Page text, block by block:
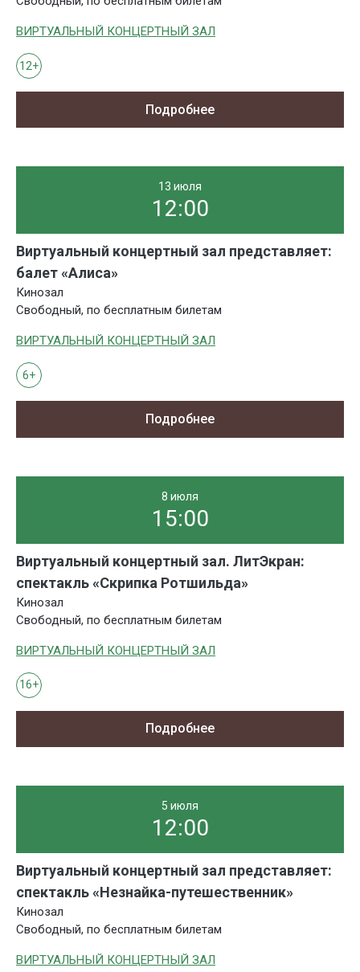
ВИРТУАЛЬНЫЙ КОНЦЕРТНЫЙ ЗАЛ
12+
Подробнее
13 июля
12:00
Виртуальный концертный зал представляет:
балет «Алиса»
Кинозал
Свободный, по бесплатным билетам
ВИРТУАЛЬНЫЙ КОНЦЕРТНЫЙ ЗАЛ
6+
Подробнее
8 июля
15:00
Виртуальный концертный зал. ЛитЭкран:
спектакль «Скрипка Ротшильда»
Кинозал
Свободный, по бесплатным билетам
ВИРТУАЛЬНЫЙ КОНЦЕРТНЫЙ ЗАЛ
16+
Подробнее
5 июля
12:00
Виртуальный концертный зал представляет:
спектакль «Незнайка-путешественник»
Кинозал
Свободный, по бесплатным билетам
ВИРТУАЛЬНЫЙ КОНЦЕРТНЫЙ ЗАЛ